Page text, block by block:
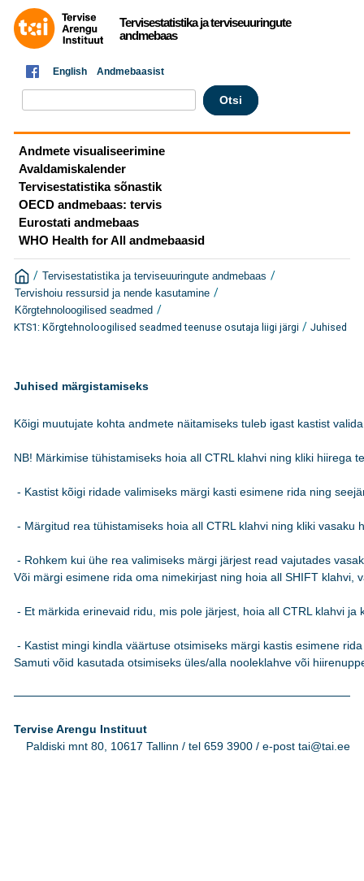
Tervisestatistika ja terviseuuringute
andmebaas
English Andmebaasist
Andmete visualiseerimine
Avaldamiskalender
Tervisestatistika sõnastik
OECD andmebaas: tervis
Eurostati andmebaas
WHO Health for All andmebaasid
/ Tervisestatistika ja terviseuuringute andmebaas /
Tervishoiu ressursid ja nende kasutamine /
Kõrgtehnoloogilised seadmed /
KTS1: Kõrgtehnoloogilised seadmed teenuse osutaja liigi järgi / Juhised
Juhised märgistamiseks
Kõigi muutujate kohta andmete näitamiseks tuleb igast kastist
NB! Märkimise tühistamiseks hoia all CTRL klahvi ning kliki hiirega
- Kastist kõigi ridade valimiseks märgi kasti esimene rida ning
- Märgitud rea tühistamiseks hoia all CTRL klahvi ning kliki vasaku
- Rohkem kui ühe rea valimiseks märgi järjest read vajutades
Või märgi esimene rida oma nimekirjast ning hoia all SHIFT klahvi,
- Et märkida erinevaid ridu, mis pole järjest, hoia all CTRL klahvi
- Kastist mingi kindla väärtuse otsimiseks märgi kastis esimene
Samuti võid kasutada otsimiseks üles/alla nooleklahve või
Tervise Arengu Instituut
Paldiski mnt 80, 10617 Tallinn / tel 659 3900 / e-post tai@tai.ee